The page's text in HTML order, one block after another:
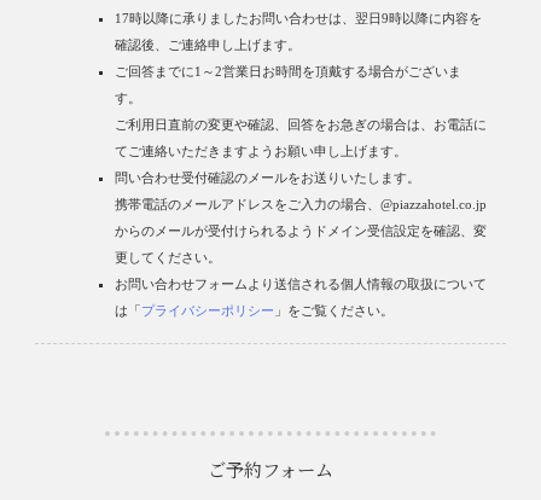
17時以降に承りましたお問い合わせは、翌日9時以降に内容を
確認後、ご連絡申し上げます。
ご回答までに1～2営業日お時間を頂戴する場合がございま
す。
ご利用日直前の変更や確認、回答をお急ぎの場合は、お電話に
てご連絡いただきますようお願い申し上げます。
問い合わせ受付確認のメールをお送りいたします。
携帯電話のメールアドレスをご入力の場合、@piazzahotel.co.jp
からのメールが受付けられるようドメイン受信設定を確認、変
更してください。
お問い合わせフォームより送信される個人情報の取扱について
は「プライバシーポリシー 」をご覧ください。
ご予約フォーム